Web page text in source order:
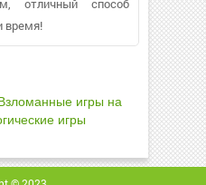
отличный способ
время!
игры на
игры